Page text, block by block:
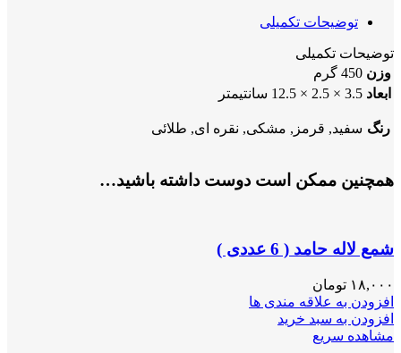
توضیحات تکمیلی
توضیحات تکمیلی
وزن 450 گرم
ابعاد 3.5 × 2.5 × 12.5 سانتیمتر
رنگ سفید, قرمز, مشکی, نقره ای, طلائی
همچنین ممکن است دوست داشته باشید…
شمع لاله حامد ( 6 عددی )
۱۸,۰۰۰ تومان
افزودن به علاقه مندی ها
افزودن به سبد خرید
مشاهده سریع